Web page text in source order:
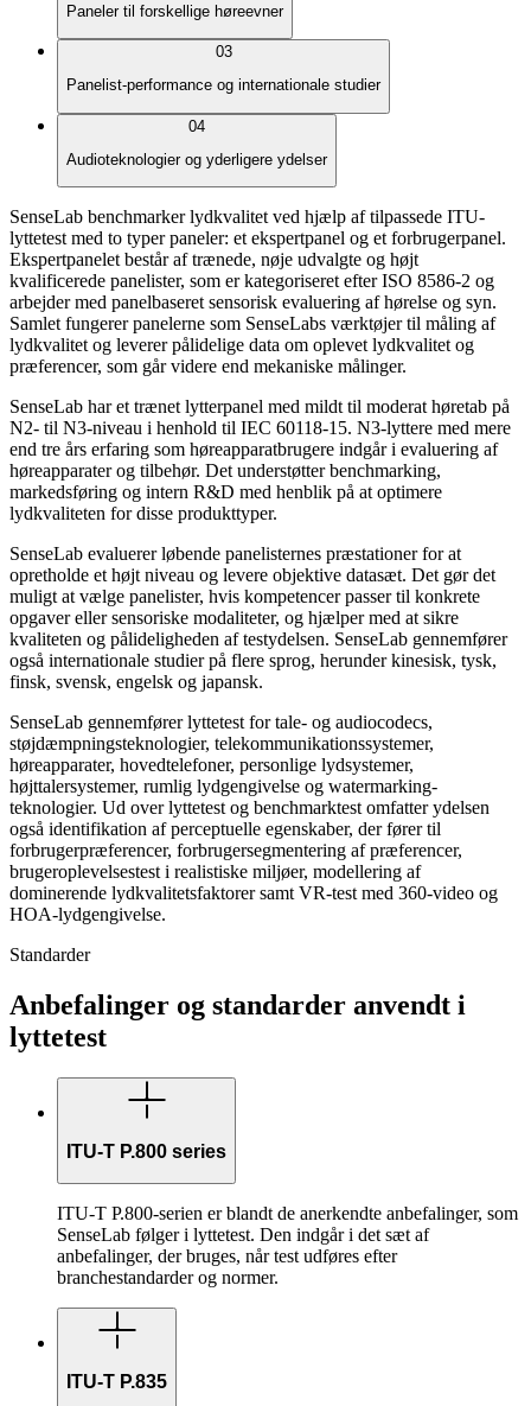
Paneler til forskellige høreevner
03
Panelist-performance og internationale studier
04
Audioteknologier og yderligere ydelser
SenseLab benchmarker lydkvalitet ved hjælp af tilpassede ITU-
lyttetest med to typer paneler: et ekspertpanel og et forbrugerpanel.
Ekspertpanelet består af trænede, nøje udvalgte og højt
kvalificerede panelister, som er kategoriseret efter ISO 8586-2 og
arbejder med panelbaseret sensorisk evaluering af hørelse og syn.
Samlet fungerer panelerne som SenseLabs værktøjer til måling af
lydkvalitet og leverer pålidelige data om oplevet lydkvalitet og
præferencer, som går videre end mekaniske målinger.
SenseLab har et trænet lytterpanel med mildt til moderat høretab på
N2- til N3-niveau i henhold til IEC 60118-15. N3-lyttere med mere
end tre års erfaring som høreapparatbrugere indgår i evaluering af
høreapparater og tilbehør. Det understøtter benchmarking,
markedsføring og intern R&D med henblik på at optimere
lydkvaliteten for disse produkttyper.
SenseLab evaluerer løbende panelisternes præstationer for at
opretholde et højt niveau og levere objektive datasæt. Det gør det
muligt at vælge panelister, hvis kompetencer passer til konkrete
opgaver eller sensoriske modaliteter, og hjælper med at sikre
kvaliteten og pålideligheden af testydelsen. SenseLab gennemfører
også internationale studier på flere sprog, herunder kinesisk, tysk,
finsk, svensk, engelsk og japansk.
SenseLab gennemfører lyttetest for tale- og audiocodecs,
støjdæmpningsteknologier, telekommunikationssystemer,
høreapparater, hovedtelefoner, personlige lydsystemer,
højttalersystemer, rumlig lydgengivelse og watermarking-
teknologier. Ud over lyttetest og benchmarktest omfatter ydelsen
også identifikation af perceptuelle egenskaber, der fører til
forbrugerpræferencer, forbrugersegmentering af præferencer,
brugeroplevelsestest i realistiske miljøer, modellering af
dominerende lydkvalitetsfaktorer samt VR-test med 360-video og
HOA-lydgengivelse.
Standarder
Anbefalinger og standarder anvendt i
lyttetest
ITU-T P.800 series
ITU-T P.800-serien er blandt de anerkendte anbefalinger, som
SenseLab følger i lyttetest. Den indgår i det sæt af
anbefalinger, der bruges, når test udføres efter
branchestandarder og normer.
ITU-T P.835